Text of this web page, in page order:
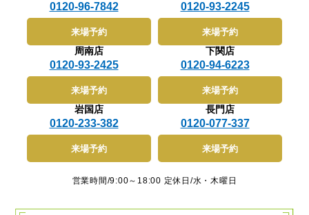
0120-96-7842
来場予約
0120-93-2245
来場予約
周南店
0120-93-2425
来場予約
下関店
0120-94-6223
来場予約
岩国店
0120-233-382
来場予約
長門店
0120-077-337
来場予約
営業時間/9:00～18:00 定休日/水・木曜日